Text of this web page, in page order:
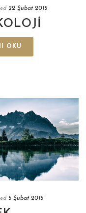
22 Şubat 2015
OKU
5 Şubat 2015